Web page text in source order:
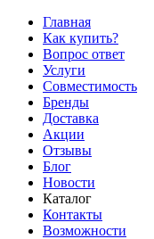
Главная
Как купить?
Вопрос ответ
Услуги
Совместимость
Бренды
Доставка
Акции
Отзывы
Блог
Новости
Каталог
Контакты
Возможности